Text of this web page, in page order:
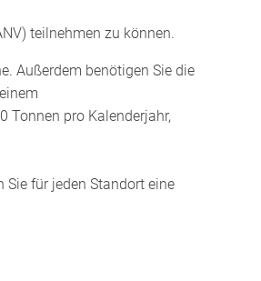
teilnehmen zu können.
Außerdem benötigen Sie die
Tonnen pro Kalenderjahr,
für jeden Standort eine